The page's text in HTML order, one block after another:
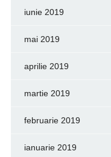
iunie 2019
mai 2019
aprilie 2019
martie 2019
februarie 2019
ianuarie 2019